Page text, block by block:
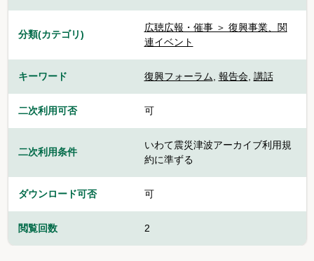
分類(カテゴリ)
広聴広報・催事 ＞ 復興事業、関
連イベント
キーワード 復興フォーラム, 報告会, 講話
二次利用可否 可
二次利用条件
いわて震災津波アーカイブ利用規
約に準ずる
ダウンロード可否 可
閲覧回数 2